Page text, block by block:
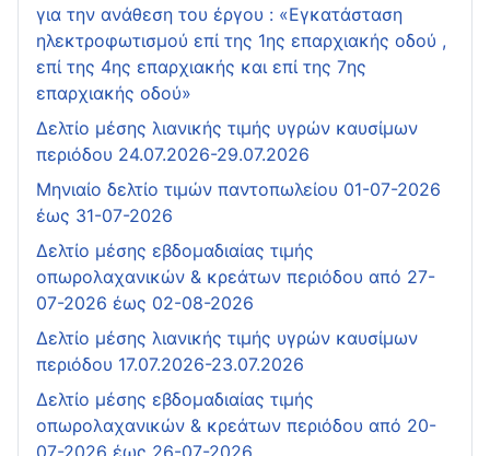
για την ανάθεση του έργου : «Εγκατάσταση
ηλεκτροφωτισμού επί της 1ης επαρχιακής οδού ,
επί της 4ης επαρχιακής και επί της 7ης
επαρχιακής οδού»
Δελτίο μέσης λιανικής τιμής υγρών καυσίμων
περιόδου 24.07.2026-29.07.2026
Μηνιαίο δελτίο τιμών παντοπωλείου 01-07-2026
έως 31-07-2026
Δελτίο μέσης εβδομαδιαίας τιμής
οπωρολαχανικών & κρεάτων περιόδου από 27-
07-2026 έως 02-08-2026
Δελτίο μέσης λιανικής τιμής υγρών καυσίμων
περιόδου 17.07.2026-23.07.2026
Δελτίο μέσης εβδομαδιαίας τιμής
οπωρολαχανικών & κρεάτων περιόδου από 20-
07-2026 έως 26-07-2026